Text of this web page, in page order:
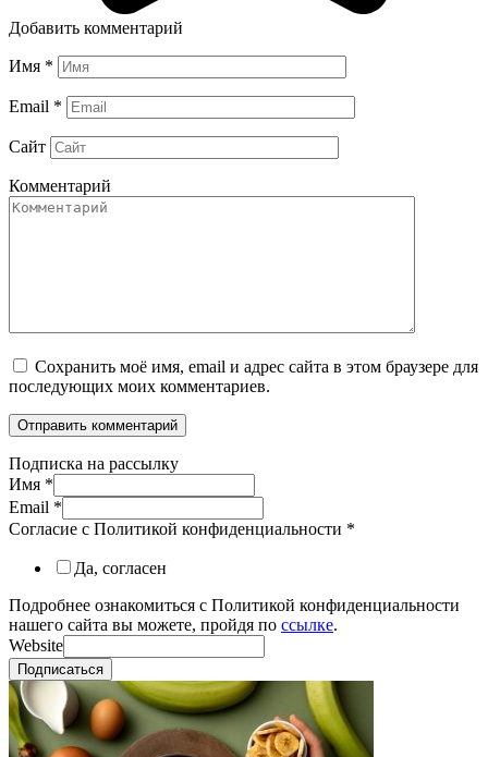
Добавить комментарий
Имя *
Email *
Сайт
Комментарий
Сохранить моё имя, email и адрес сайта в этом браузере для
последующих моих комментариев.
Подписка на рассылку
Имя *
Email *
Согласие с Политикой конфиденциальности *
Да, согласен
Подробнее ознакомиться с Политикой конфиденциальности
нашего сайта вы можете, пройдя по ссылке.
Website
Подписаться